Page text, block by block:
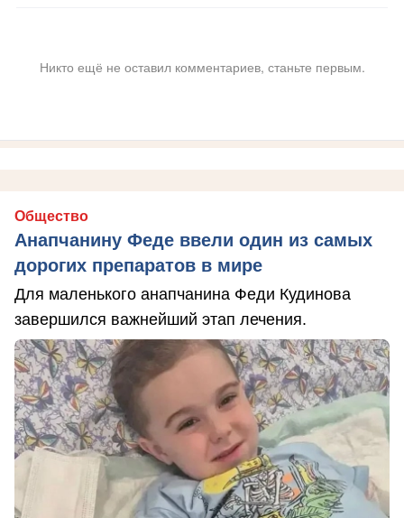
Никто ещё не оставил комментариев, станьте первым.
Общество
Анапчанину Феде ввели один из самых
дорогих препаратов в мире
Для маленького анапчанина Феди Кудинова
завершился важнейший этап лечения.